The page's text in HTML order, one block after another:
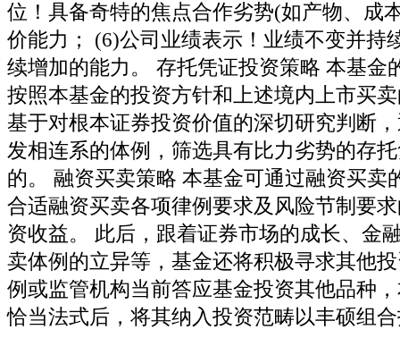
位！具备奇特的焦点合作劣势(如产物、成
价能力； (6)公司业绩表示！业绩不变并持
续增加的能力。 存托凭证投资策略 本基金
按照本基金的投资方针和上述境内上市买
基于对根本证券投资价值的深切研究判断
发相连系的体例，筛选具有比力劣势的存
的。 融资买卖策略 本基金可通过融资买卖
合适融资买卖各项律例要求及风险节制要
资收益。 此后，跟着证券市场的成长、金
卖体例的立异等，基金还将积极寻求其他
例或监管机构当前答应基金投资其他品种
恰当法式后，将其纳入投资范畴以丰硕组